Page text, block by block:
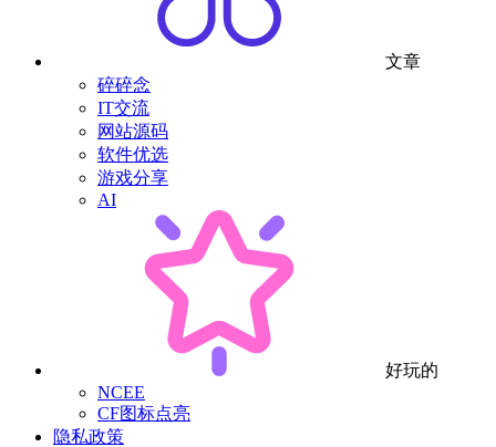
文章
碎碎念
IT交流
网站源码
软件优选
游戏分享
AI
好玩的
NCEE
CF图标点亮
隐私政策